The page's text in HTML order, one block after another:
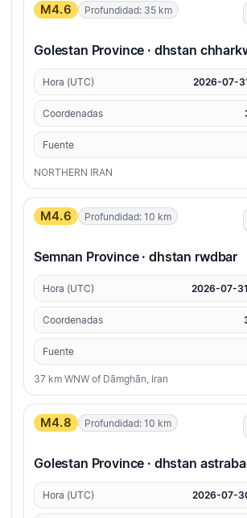
M4.6 Profundidad: 35 km
Golestan Province · dhstan
Hora (UTC) 2026-07-
Coordenadas
Fuente
NORTHERN IRAN
M4.6 Profundidad: 10 km
Semnan Province · dhstan rwdbar
Hora (UTC) 2026-07-
Coordenadas
Fuente
37 km WNW of Dāmghān, Iran
M4.8 Profundidad: 10 km
Golestan Province · dhstan
Hora (UTC) 2026-07-